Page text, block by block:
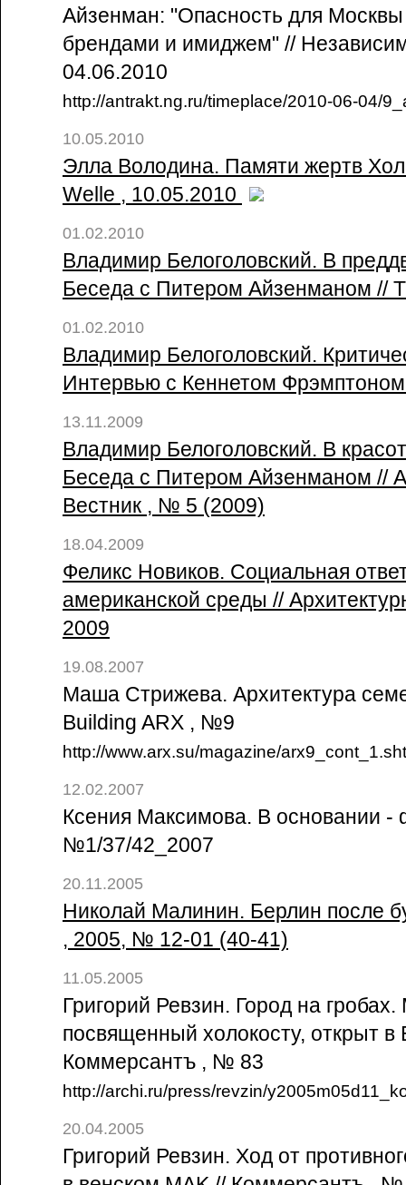
Айзенман: "Опасность для Москвы
брендами и имиджем" //
04.06.2010
http://antrakt.ng.ru/timeplace/2010-06-04/
10.05.2010
Элла Володина. Памяти жертв
Welle , 10.05.2010
01.02.2010
Владимир Белоголовский. В
Беседа с Питером Айзенманом //
01.02.2010
Владимир Белоголовский.
Интервью с Кеннетом
13.11.2009
Владимир Белоголовский. В
Беседа с Питером Айзенманом //
Вестник , № 5 (2009)
18.04.2009
Феликс Новиков. Социальная
американской среды //
2009
19.08.2007
Маша Стрижева. Архитектура
Building ARX , №9
http://www.arx.su/magazine/
12.02.2007
Ксения Максимова. В основании -
№1/37/42_2007
20.11.2005
Николай Малинин. Берлин после
, 2005, № 12-01 (40-41)
11.05.2005
Григорий Ревзин. Город на
посвященный холокосту, открыт в
Коммерсантъ , № 83
http://archi.ru/press/revzin/
20.04.2005
Григорий Ревзин. Ход от